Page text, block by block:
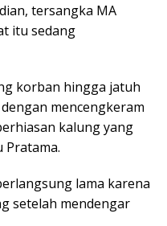
tersangka MA
itu sedang
korban hingga jatuh
mencengkeram
kalung yang
Pratama.
lama karena
setelah mendengar